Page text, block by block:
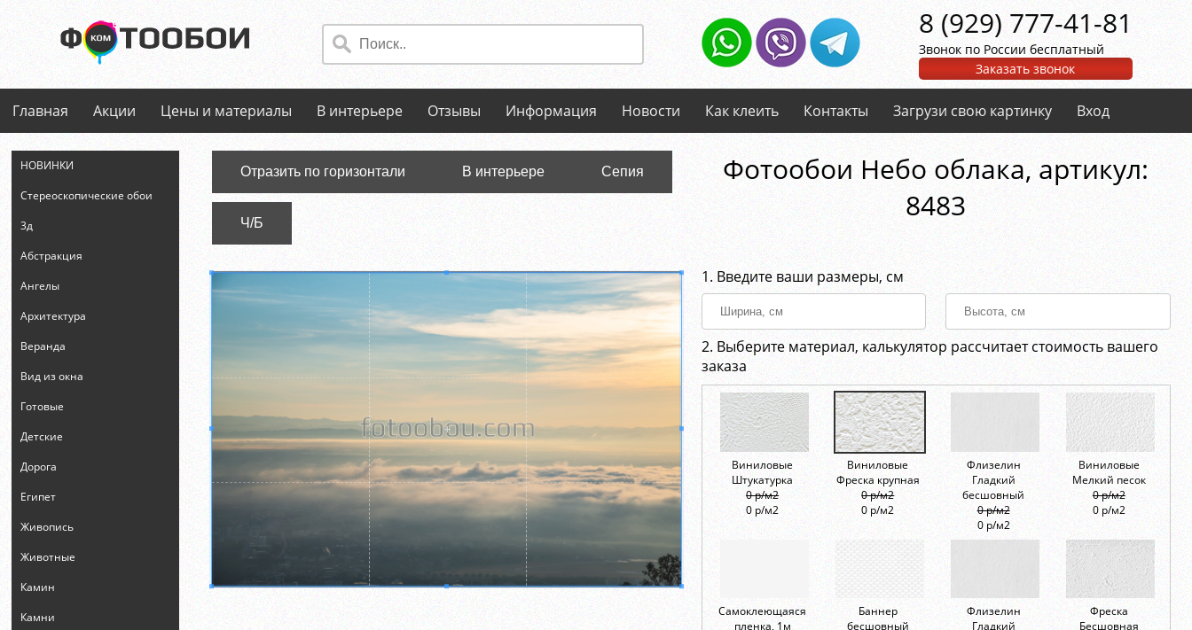
8 (929) 777-41-81
Звонок по России бесплатный
Заказать звонок
Главная Акции Цены и материалы В интерьере Отзывы Информация Новости Как клеить Контакты Загрузи свою картинку Вход
НОВИНКИ
Стереоскопические обои
3д
Абстракция
Ангелы
Архитектура
Веранда
Вид из окна
Готовые
Детские
Дорога
Египет
Живопись
Животные
Камин
Камни
Отразить по горизонтали В интерьере Сепия
Ч/Б
Фотообои Небо облака, aртикул:
8483
1. Введите ваши размеры, см
2. Выберите материал, калькулятор рассчитает стоимость вашего
заказа
Виниловые
Штукатурка
0 р/м2
0 р/м2
Виниловые
Фреска крупная
0 р/м2
0 р/м2
Флизелин
Гладкий
бесшовный
0 р/м2
0 р/м2
Виниловые
Мелкий песок
0 р/м2
0 р/м2
Самоклеющаяся
пленка, 1м
Баннер
бесшовный
Флизелин
Гладкий
Фреска
Бесшовная